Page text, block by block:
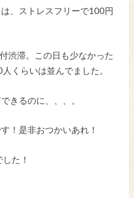
、ストレスフリーで100円
渋滞。この日も少なかった
くらいは並んでました。
きるのに、、、。
！是非おつかいあれ！
した！